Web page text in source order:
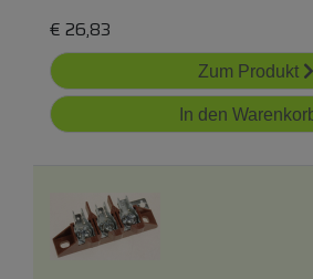
€ 26,83
Zum Produkt
In den